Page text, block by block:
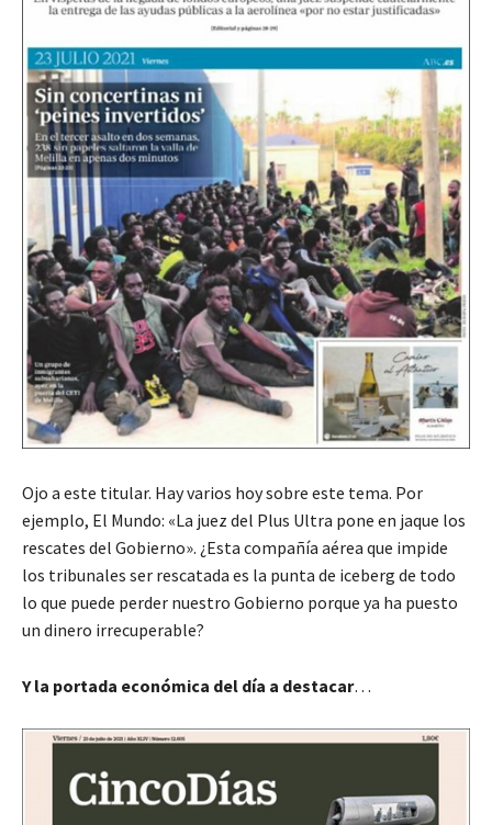
Ojo a este titular. Hay varios hoy sobre este tema. Por
ejemplo, El Mundo: «La juez del Plus Ultra pone en jaque los
rescates del Gobierno». ¿Esta compañía aérea que impide
los tribunales ser rescatada es la punta de iceberg de todo
lo que puede perder nuestro Gobierno porque ya ha puesto
un dinero irrecuperable?
Y la portada económica del día a destacar…